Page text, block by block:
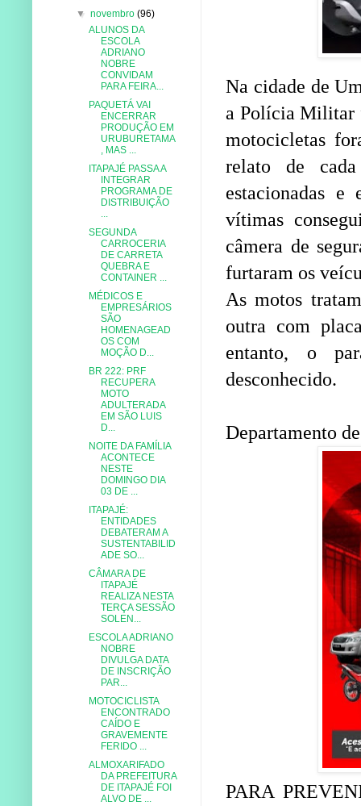
Na cidade de
a Polícia Militar
motocicletas
relato de
estacionadas e
vítimas
câmera de
furtaram os
As motos
outra com
entanto, o
desconhecido.
Departamento
PARA
▼novembro(96)
ALUNOS DA
ESCOLA
ADRIANO
NOBRE
CONVIDAM
PARA FEIRA...
PAQUETÁ VAI
ENCERRAR
PRODUÇÃO EM
URUBURETAMA
, MAS ...
ITAPAJÉ PASSA A
INTEGRAR
PROGRAMA DE
DISTRIBUIÇÃO
SEGUNDA
CARROCERIA
DE CARRETA
QUEBRA E
CONTAINER ...
MÉDICOS E
EMPRESÁRIOS
SÃO
HOMENAGEAD
OS COM
MOÇÃO D...
BR 222: PRF
RECUPERA
MOTO
ADULTERADA
EM SÃO LUIS
D...
NOITE DA FAMÍLIA
ACONTECE
NESTE
DOMINGO DIA
03 DE ...
ITAPAJÉ:
ENTIDADES
DEBATERAM A
SUSTENTABILID
ADE SO...
CÂMARA DE
ITAPAJÉ
REALIZA NESTA
TERÇA SESSÃO
SOLEN...
ESCOLA ADRIANO
NOBRE
DIVULGA DATA
DE INSCRIÇÃO
PAR...
MOTOCICLISTA
ENCONTRADO
CAÍDO E
GRAVEMENTE
FERIDO ...
ALMOXARIFADO
DA PREFEITURA
DE ITAPAJÉ FOI
ALVO DE ...